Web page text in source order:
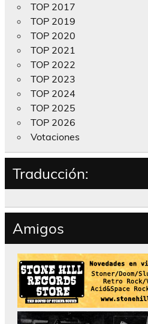
TOP 2017
TOP 2019
TOP 2020
TOP 2021
TOP 2022
TOP 2023
TOP 2024
TOP 2025
TOP 2026
Votaciones
Traducción:
Amigos